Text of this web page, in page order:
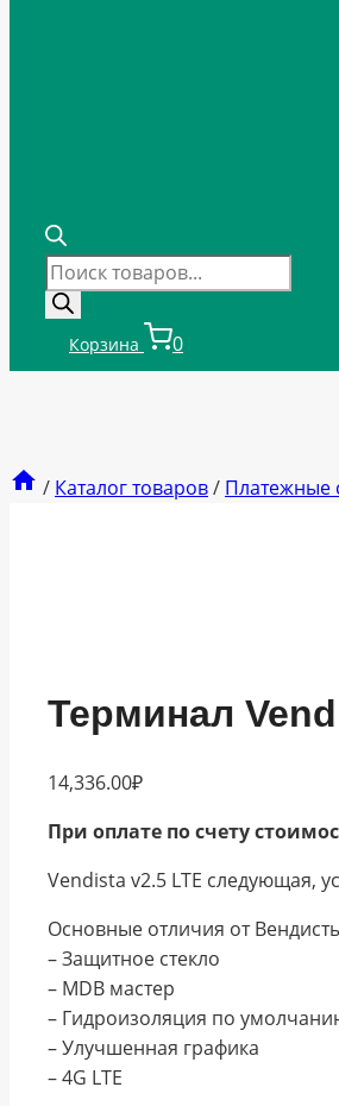
Поиск
товаров
Корзина 0
/ Каталог товаров/ Платежные
Терминал
14,336.00₽
При оплате по счету
Vendista v2.5 LTE следующая,
Основные отличия от
– Защитное стекло
– MDB мастер
– Гидроизоляция по
– Улучшенная графика
– 4G LTE